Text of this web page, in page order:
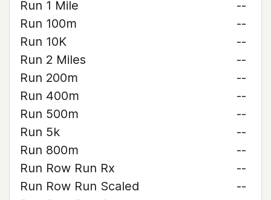
Run 1 Mile
--
Run 100m
--
Run 10K
--
Run 2 Miles
--
Run 200m
--
Run 400m
--
Run 500m
--
Run 5k
--
Run 800m
--
Run Row Run Rx
--
Run Row Run Scaled
--